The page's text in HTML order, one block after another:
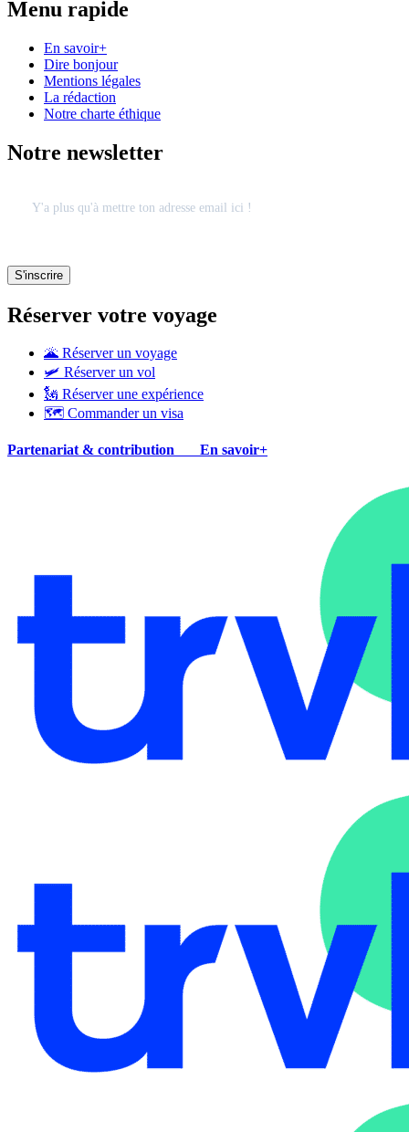
Menu rapide
En savoir+
Dire bonjour
Mentions légales
La rédaction
Notre charte éthique
Notre newsletter
Réserver votre voyage
🌋 Réserver un voyage
🛩 Réserver un vol
🗽 Réserver une expérience
🗺 Commander un visa
Partenariat & contribution En savoir+